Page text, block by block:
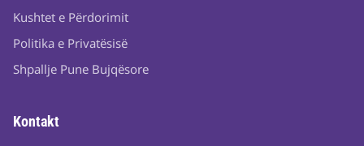
Kushtet e Përdorimit
Politika e Privatësisë
Shpallje Pune Bujqësore
Kontakt